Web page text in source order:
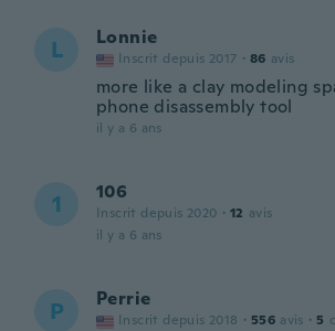
L Lonnie
Inscrit depuis 2017 · 86 avis
more like a clay modeling
phone disassembly tool
il y a 6 ans
1 106
Inscrit depuis 2020 · 12 avis
il y a 6 ans
P Perrie
Inscrit depuis 2018 · 556 avis · 5